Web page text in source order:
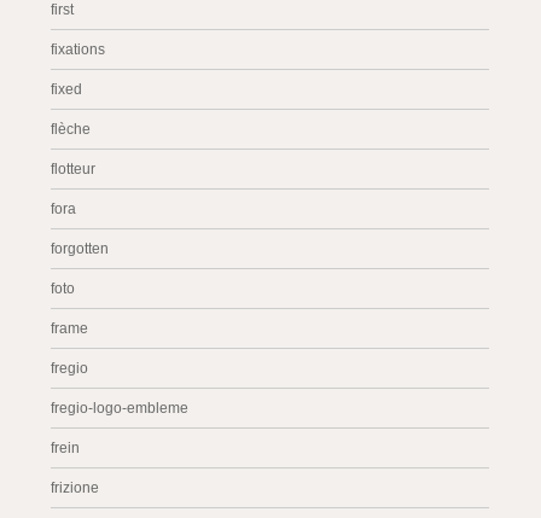
first
fixations
fixed
flèche
flotteur
fora
forgotten
foto
frame
fregio
fregio-logo-embleme
frein
frizione